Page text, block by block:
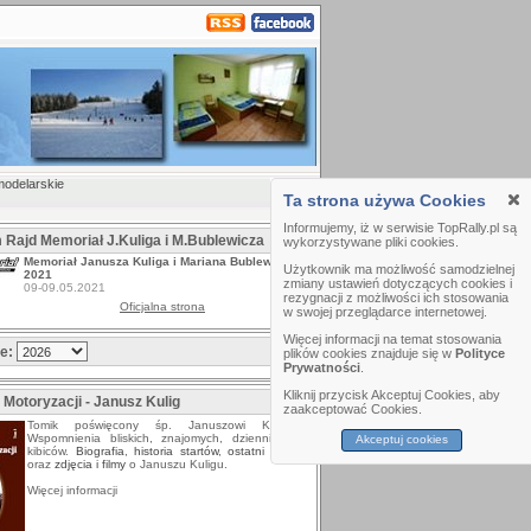
Rajd Memoriał J.Kuliga i M.Bublewicza
Memoriał Janusza Kuliga i Mariana Bublewicza
2021
09-09.05.2021
Oficjalna strona
Motoryzacji - Janusz Kulig
Tomik poświęcony śp. Januszowi Kuligowi.
Wspomnienia bliskich, znajomych, dziennikarzy i
kibiców. Biografia ,historia startów,ostatni wywiad
oraz zdjęcia i filmy o Januszu Kuligu.
Więcej informacji
Ta strona używa Cookies
Informujemy, iż w serwisie TopRally.pl są
wykorzystywane pliki cookies.
Użytkownik ma możliwość samodzielnej
zmiany ustawień dotyczących cookies i
rezygnacji z możliwości ich stosowania
w swojej przeglądarce internetowej.
Więcej informacji na temat stosowania
plików cookies znajduje się w Polityce
Prywatności
Kliknij przycisk Akceptuj Cookies, aby
zaakceptować Cookies.
Akceptuj cookies